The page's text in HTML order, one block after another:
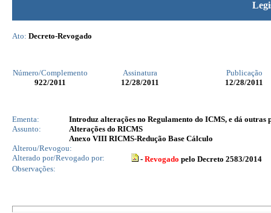
Ato: Decreto-Revogado
Número/Complemento Assinatura
Publicação
922/2011 12/28/2011 12/28/2011
Ementa:
Introduz alterações no Regulamento do ICMS, e dá outras
Assunto:
Alterações do RICMS
Anexo VIII RICMS-Redução Base Cálculo
Alterou/Revogou:
Alterado por/Revogado por:
- Revogado pelo Decreto 2583/2014
Observações: